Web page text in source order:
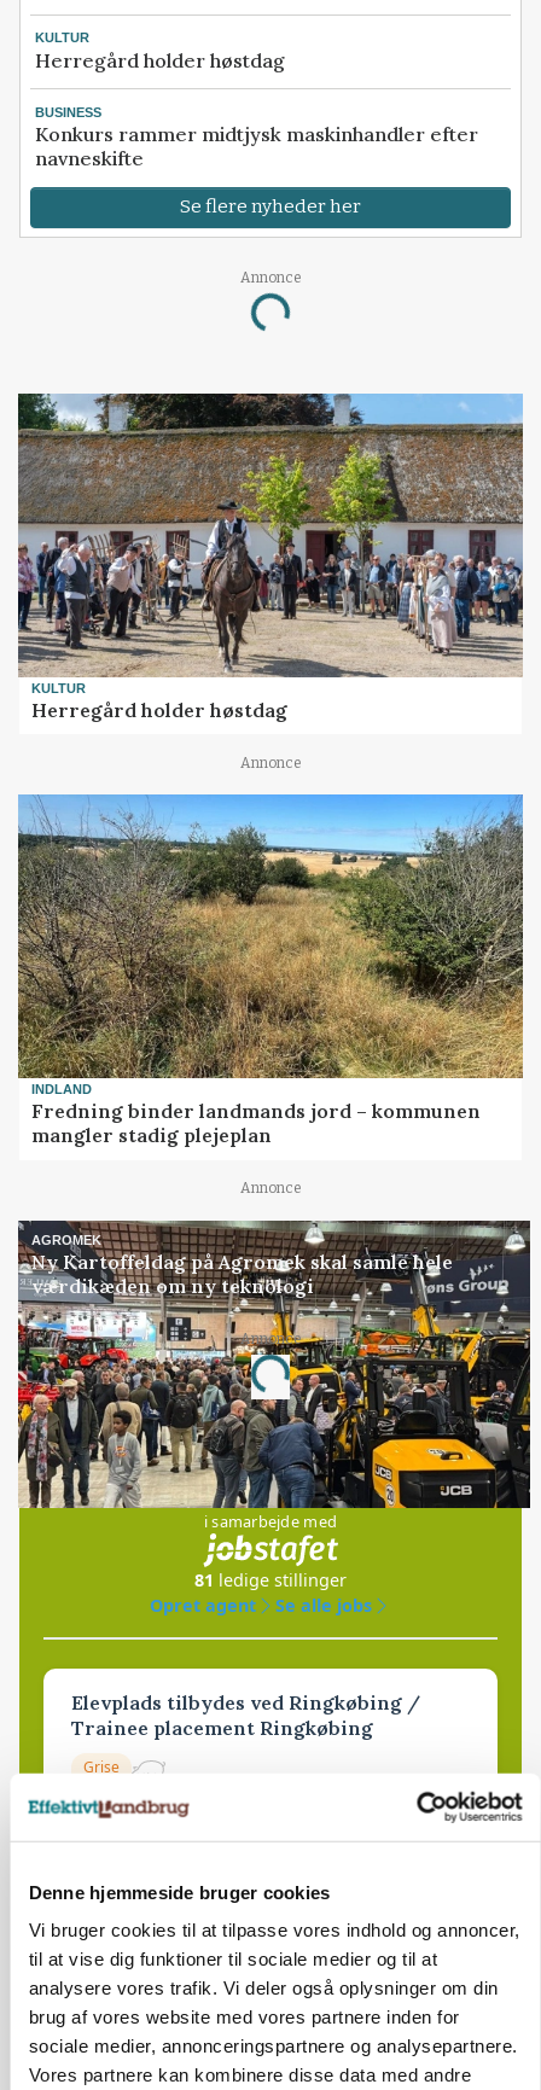
Denne hjemmeside bruger cookies
Vi bruger cookies til at tilpasse vores indhold og annoncer,
til at vise dig funktioner til sociale medier og til at
analysere vores trafik. Vi deler også oplysninger om din
brug af vores website med vores partnere inden for
sociale medier, annonceringspartnere og analysepartnere.
Vores partnere kan kombinere disse data med andre
KULTUR
Herregård holder høstdag
BUSINESS
Konkurs rammer midtjysk maskinhandler efter
navneskifte
Se flere nyheder her
Annonce
Loading...
KULTUR
Herregård holder høstdag
Annonce
INDLAND
Fredning binder landmands jord – kommunen
mangler stadig plejeplan
Annonce
AGROMEK
Ny Kartoffeldag på Agromek skal samle hele
værdikæden om ny teknologi
Annonce
Loading...
Jobs
i samarbejde med
81 ledige stillinger
Opret agent
Se alle jobs
Elevplads tilbydes ved Ringkøbing /
Trainee placement Ringkøbing
Grise
06. aug.
dræn/entreprenørarbejde.
Kloak
4690, Haslev NY 06. aug.